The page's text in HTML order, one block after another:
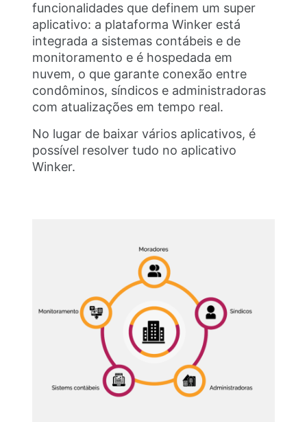
funcionalidades que definem um super
aplicativo: a plataforma Winker está
integrada a sistemas contábeis e de
monitoramento e é hospedada em
nuvem, o que garante conexão entre
condôminos, síndicos e administradoras
com atualizações em tempo real.
No lugar de baixar vários aplicativos, é
possível resolver tudo no aplicativo
Winker.